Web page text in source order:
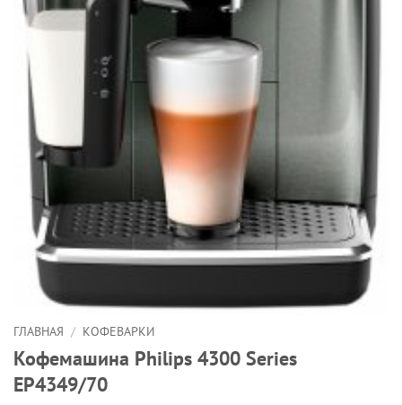
ГЛАВНАЯ / КОФЕВАРКИ
Кофемашина Philips 4300 Series
EP4349/70